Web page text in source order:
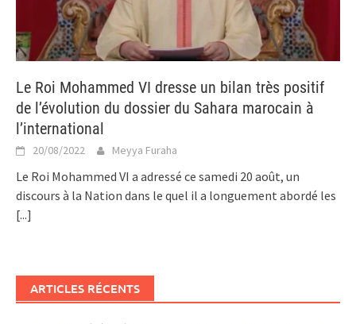
Le Roi Mohammed VI dresse un bilan très positif
de l’évolution du dossier du Sahara marocain à
l’international
20/08/2022 Meyya Furaha
Le Roi Mohammed VI a adressé ce samedi 20 août, un
discours à la Nation dans le quel il a longuement abordé les
[...]
ARTICLES RÉCENTS